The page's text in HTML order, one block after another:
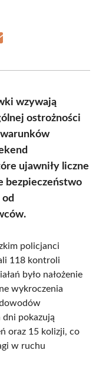
wzywają
ostrożności
ujawniły liczne
bezpieczeństwo
policjanci
118 kontroli
było nałożenie
wykroczenia
pokazują
oraz 15 kolizji, co
w ruchu